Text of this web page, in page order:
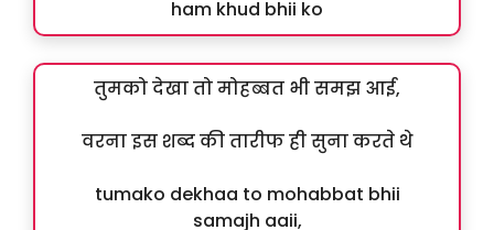
ham khud bhii ko
तुमको देखा तो मोहब्बत भी समझ आई,
वरना इस शब्द की तारीफ ही सुना करते थे
tumako dekhaa to mohabbat bhii
samajh aaii,